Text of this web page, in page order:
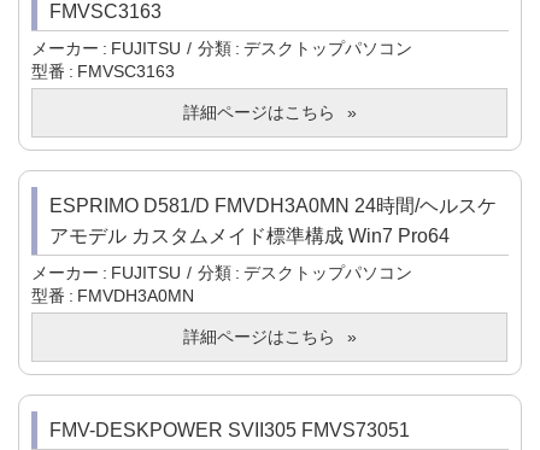
FMVSC3163
メーカー FUJITSU 分類
デスクトップパソコン
型番
FMVSC3163
詳細ページはこちら
ESPRIMO D581/D FMVDH3A0MN 24時間/ヘルスケ
アモデル カスタムメイド標準構成 Win7 Pro64
メーカー FUJITSU 分類
デスクトップパソコン
型番
FMVDH3A0MN
詳細ページはこちら
FMV-DESKPOWER SVII305 FMVS73051